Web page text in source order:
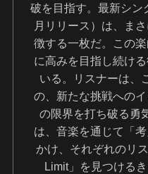
破を目指す。最新シン
月リリース）は、ま
徴する一枚だ。この
に高みを目指し続け
いる。リスナーは、
の、新たな挑戦への
の限界を打ち破る勇
は、音楽を通じて「
かけ、それぞれのリ
Limit」を見つける